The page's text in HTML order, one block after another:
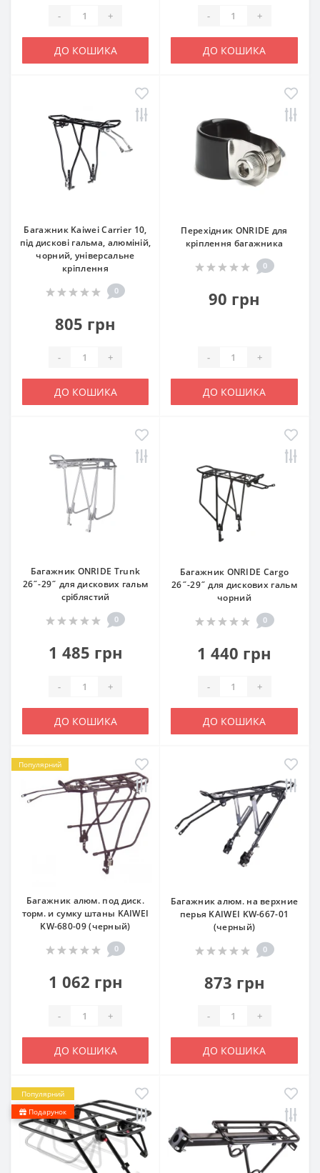
- +
ДО КОШИКА
- +
ДО КОШИКА
Багажник Kaiwei Carrier 10,
під дискові гальма, алюміній,
чорний, універсальне
кріплення
0
805 грн
- +
ДО КОШИКА
Перехідник ONRIDE для
кріплення багажника
0
90 грн
- +
ДО КОШИКА
Багажник ONRIDE Тrunk
26˝-29˝ для дискових гальм
сріблястий
0
1 485 грн
- +
ДО КОШИКА
Багажник ONRIDE Cargo
26˝-29˝ для дискових гальм
чорний
0
1 440 грн
- +
ДО КОШИКА
Популярний
Багажник алюм. под диск.
торм. и сумку штаны KAIWEI
KW-680-09 (черный)
0
1 062 грн
- +
ДО КОШИКА
Багажник алюм. на верхние
перья KAIWEI KW-667-01
(черный)
0
873 грн
- +
ДО КОШИКА
Популярний
Подарунок